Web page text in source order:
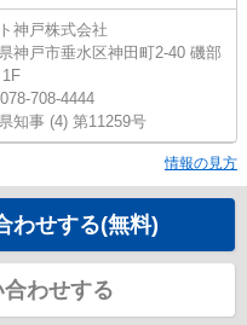
神戸株式会社
神戸市垂水区神田町2-40 磯部
1F
708-4444
知事 (4) 第11259号
情報の見方
わせする(無料)
わせする